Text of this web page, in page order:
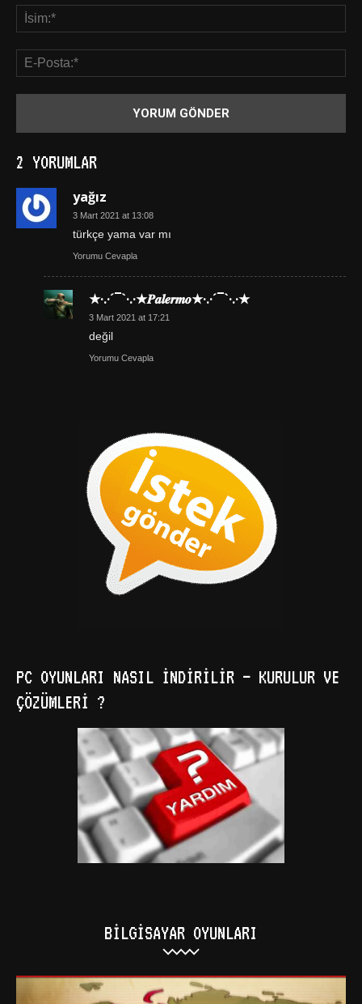
2 YORUMLAR
yağız
3 Mart 2021 at 13:08
türkçe yama var mı
Yorumu Cevapla
★·.·´¯`·.·★𝑷𝒂𝒍𝒆𝒓𝒎𝒐★·.·´¯`·.·★
3 Mart 2021 at 17:21
değil
Yorumu Cevapla
PC OYUNLARI NASIL İNDIRILIR – KURULUR VE
ÇÖZÜMLERI ?
BILGISAYAR OYUNLARI